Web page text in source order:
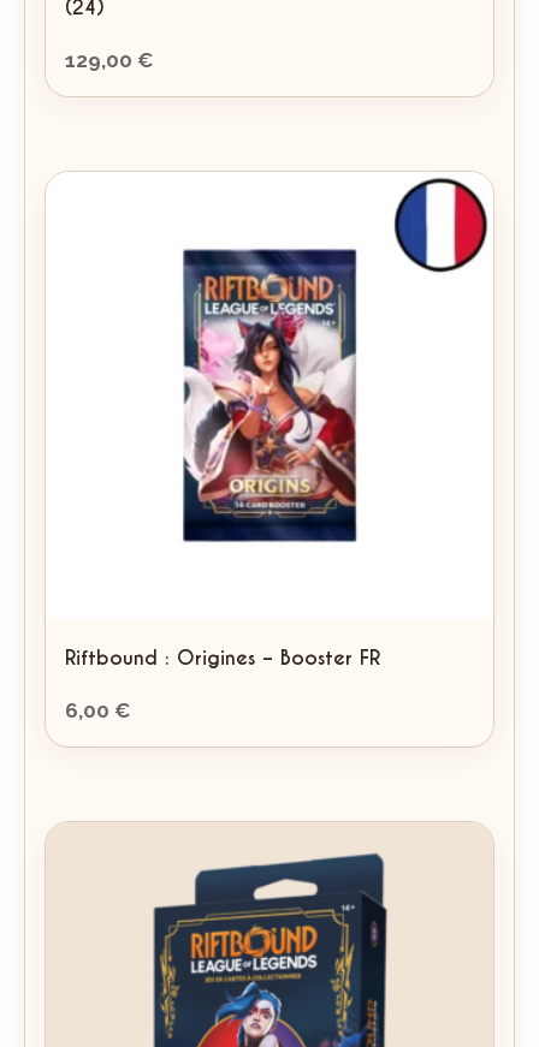
(24)
129,00 €
Riftbound : Origines – Booster FR
6,00 €